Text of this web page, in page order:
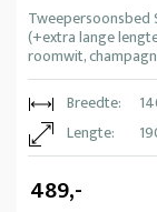
Tweepersoonsbed
(+extra lange
roomwit,
Breedte:
Lengte:
489,-